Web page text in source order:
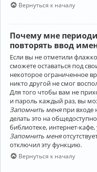
Вернуться к началу
Почему мне
повторять ввод
Если вы не отметили
сможете оставаться под
некоторое ограниченное
никто другой не смог
Для того чтобы вам не
и пароль каждый раз, вы
Запомнить меняпри входе
делать это на
библиотеке, интернет-кафе,
Запомнить меня
отключил эту функцию.
Вернуться к началу